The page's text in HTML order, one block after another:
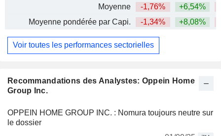
Recommandations des Analystes: Oppein Home
Group Inc.
OPPEIN HOME GROUP INC. : Nomura toujours neutre sur
le dossier
Moyenne
-1,76% +6,54%
Moyenne pondérée par Capi.
-1,34% +8,08%
Voir toutes les performances sectorielles